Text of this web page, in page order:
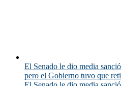
El Senado le dio media
pero el Gobierno tuvo que